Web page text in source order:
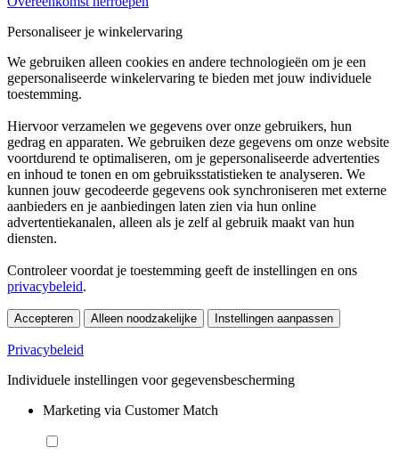
Personaliseer je winkelervaring
We gebruiken alleen cookies en andere technologieën om je een
gepersonaliseerde winkelervaring te bieden met jouw individuele
toestemming.
Hiervoor verzamelen we gegevens over onze gebruikers, hun
gedrag en apparaten. We gebruiken deze gegevens om onze website
voortdurend te optimaliseren, om je gepersonaliseerde advertenties
en inhoud te tonen en om gebruiksstatistieken te analyseren. We
kunnen jouw gecodeerde gegevens ook synchroniseren met externe
aanbieders en je aanbiedingen laten zien via hun online
advertentiekanalen, alleen als je zelf al gebruik maakt van hun
diensten.
Controleer voordat je toestemming geeft de instellingen en ons
privacybeleid.
Accepteren Alleen noodzakelijke Instellingen aanpassen
Privacybeleid
Individuele instellingen voor gegevensbescherming
Marketing via Customer Match